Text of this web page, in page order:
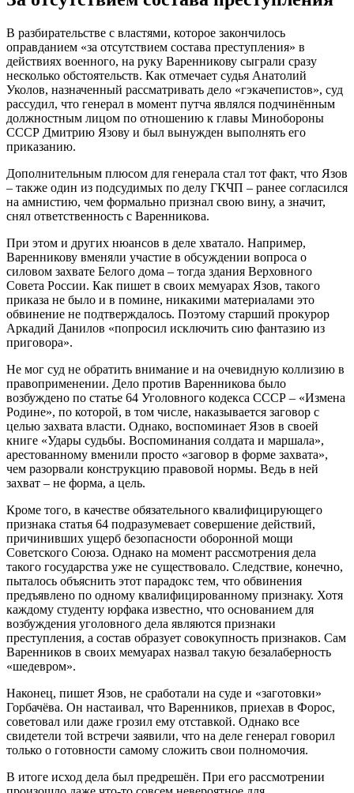
В разбирательстве с властями, которое закончилось
оправданием «за отсутствием состава преступления» в
действиях военного, на руку Варенникову сыграли сразу
несколько обстоятельств. Как отмечает судья Анатолий
Уколов, назначенный рассматривать дело «гэкачепистов», суд
рассудил, что генерал в момент путча являлся подчинённым
должностным лицом по отношению к главы Минобороны
СССР Дмитрию Язову и был вынужден выполнять его
приказанию.
Дополнительным плюсом для генерала стал тот факт, что Язов
– также один из подсудимых по делу ГКЧП – ранее согласился
на амнистию, чем формально признал свою вину, а значит,
снял ответственность с Варенникова.
При этом и других нюансов в деле хватало. Например,
Варенникову вменяли участие в обсуждении вопроса о
силовом захвате Белого дома – тогда здания Верховного
Совета России. Как пишет в своих мемуарах Язов, такого
приказа не было и в помине, никакими материалами это
обвинение не подтверждалось. Поэтому старший прокурор
Аркадий Данилов «попросил исключить сию фантазию из
приговора».
Не мог суд не обратить внимание и на очевидную коллизию в
правоприменении. Дело против Варенникова было
возбуждено по статье 64 Уголовного кодекса СССР – «Измена
Родине», по которой, в том числе, наказывается заговор с
целью захвата власти. Однако, воспоминает Язов в своей
книге «Удары судьбы. Воспоминания солдата и маршала»,
арестованному вменили просто «заговор в форме захвата»,
чем разорвали конструкцию правовой нормы. Ведь в ней
захват – не форма, а цель.
Кроме того, в качестве обязательного квалифицирующего
признака статья 64 подразумевает совершение действий,
причинивших ущерб безопасности оборонной мощи
Советского Союза. Однако на момент рассмотрения дела
такого государства уже не существовало. Следствие, конечно,
пыталось объяснить этот парадокс тем, что обвинения
предъявлено по одному квалифицированному признаку. Хотя
каждому студенту юрфака известно, что основанием для
возбуждения уголовного дела являются признаки
преступления, а состав образует совокупность признаков. Сам
Варенников в своих мемуарах назвал такую безалаберность
«шедевром».
Наконец, пишет Язов, не сработали на суде и «заготовки»
Горбачёва. Он настаивал, что Варенников, приехав в Форос,
советовал или даже грозил ему отставкой. Однако все
свидетели той встречи заявили, что на деле генерал говорил
только о готовности самому сложить свои полномочия.
В итоге исход дела был предрешён. При его рассмотрении